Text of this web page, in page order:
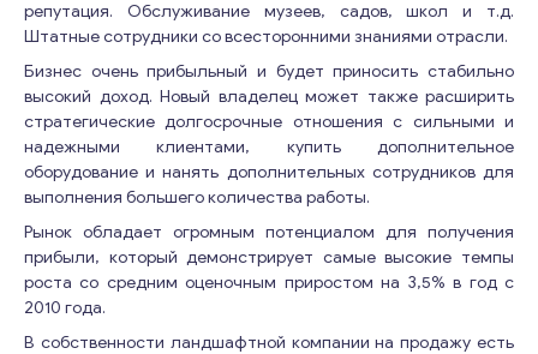
репутация. Обслуживание музеев, садов, школ и т.д.
Штатные сотрудники со всесторонними знаниями отрасли.
Бизнес очень прибыльный и будет приносить стабильно
высокий доход. Новый владелец может также расширить
стратегические долгосрочные отношения с сильными и
надежными клиентами, купить дополнительное
оборудование и нанять дополнительных сотрудников для
выполнения большего количества работы.
Рынок обладает огромным потенциалом для получения
прибыли, который демонстрирует самые высокие темпы
роста со средним оценочным приростом на 3,5% в год с
2010 года.
В собственности ландшафтной компании на продажу есть